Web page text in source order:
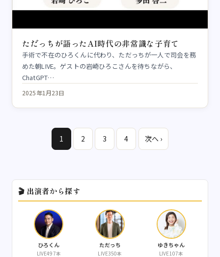
ただっちが語ったAI時代の非常識な子育て
手術で不在のひろくんに代わり、ただっちが一人で司会を務
めた朝LIVE。ゲストの岩崎ひろこさんを待ちながら、
ChatGPT…
2025年1月23日
1 2 3 4 次へ ›
🎬 出演者から探す
ひろくん
LIVE497本
ただっち
LIVE350本
ゆきちゃん
LIVE107本